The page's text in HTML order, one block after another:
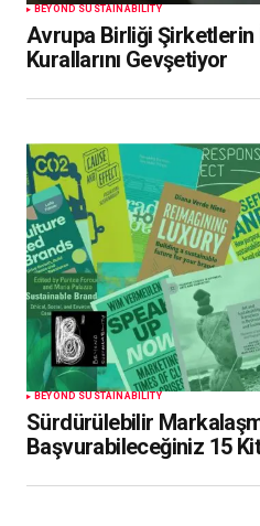
BEYOND SUSTAINABILITY
Avrupa Birliği Şirketlerin
Kurallarını Gevşetiyor
BEYOND SUSTAINABILITY
Sürdürülebilir
Başvurabileceğiniz 15